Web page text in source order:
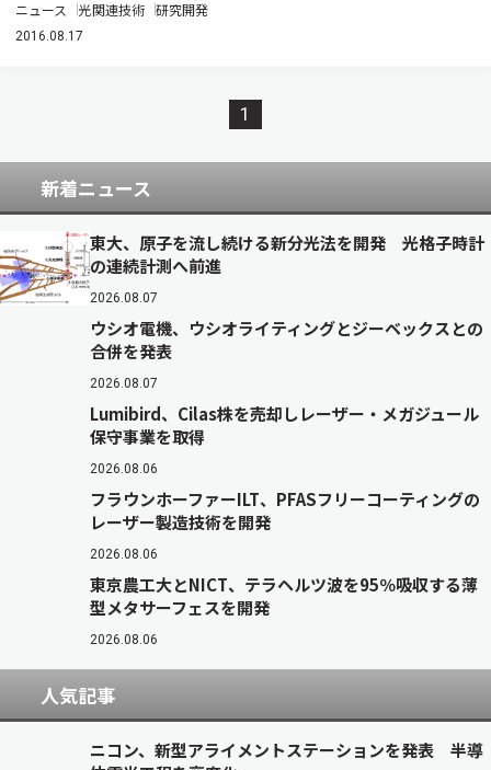
ニュース 光関連技術 研究開発
2016.08.17
1
新着ニュース
東大、原子を流し続ける新分光法を開発 光格子時計
の連続計測へ前進
2026.08.07
ウシオ電機、ウシオライティングとジーベックスとの
合併を発表
2026.08.07
Lumibird、Cilas株を売却しレーザー・メガジュール
保守事業を取得
2026.08.06
フラウンホーファーILT、PFASフリーコーティングの
レーザー製造技術を開発
2026.08.06
東京農工大とNICT、テラヘルツ波を95％吸収する薄
型メタサーフェスを開発
2026.08.06
人気記事
ニコン、新型アライメントステーションを発表 半導